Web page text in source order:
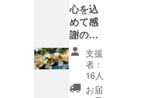
心を込
めて感
謝の手
紙をお
送りし
ます。
支援
者：
16人
お届